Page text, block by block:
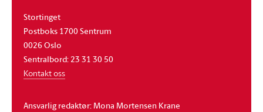
Stortinget
Postboks 1700 Sentrum
0026 Oslo
Sentralbord: 23 31 30 50
Kontakt oss
Ansvarlig redaktør: Mona Mortensen Krane